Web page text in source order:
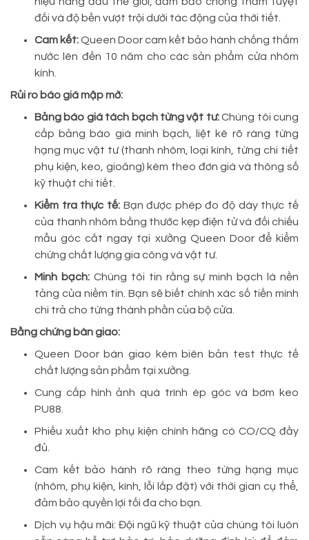
đối và độ bền vượt trội dưới tác động của thời tiết.
Cam kết:Queen Door cam kết bảo hành chống thấm
nước lên đến 10 năm cho các sản phẩm cửa nhôm
kính.
Rủi ro báo giá mập mờ:
Bảng báo giá tách bạch từng vật tư:Chúng tôi cung
cấp bảng báo giá minh bạch, liệt kê rõ ràng từng
hạng mục vật tư (thanh nhôm, loại kính, từng chi tiết
phụ kiện, keo, gioăng) kèm theo đơn giá và thông số
kỹ thuật chi tiết.
Kiểm tra thực tế: Bạn được phép đo độ dày thực tế
của thanh nhôm bằng thước kẹp điện tử và đối chiếu
mẫu góc cắt ngay tại xưởng Queen Door để kiểm
chứng chất lượng gia công và vật tư.
Minh bạch:Chúng tôi tin rằng sự minh bạch là nền
tảng của niềm tin. Bạn sẽ biết chính xác số tiền mình
chi trả cho từng thành phần của bộ cửa.
Bằng chứng bàn giao:
Queen Door bàn giao kèm biên bản test thực tế
chất lượng sản phẩm tại xưởng.
Cung cấp hình ảnh quá trình ép góc và bơm keo
PU88.
Phiếu xuất kho phụ kiện chính hãng có CO/CQ đầy
đủ.
Cam kết bảo hành rõ ràng theo từng hạng mục
(nhôm, phụ kiện, kính, lỗi lắp đặt) với thời gian cụ thể,
đảm bảo quyền lợi tối đa cho bạn.
Dịch vụ hậu mãi: Đội ngũ kỹ thuật của chúng tôi luôn